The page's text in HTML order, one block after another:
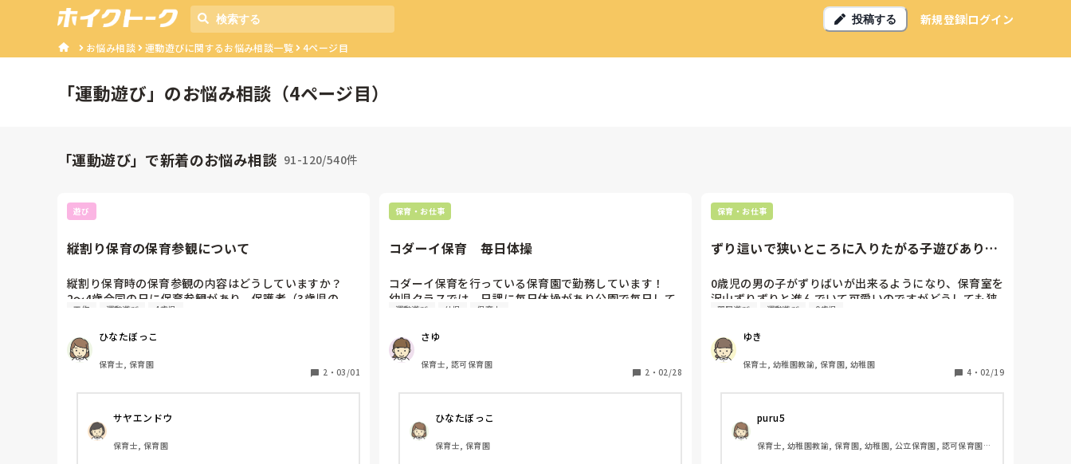
投稿する 新規登録ログイン
お悩み相談 運動遊びに関するお悩み相談一覧 4ページ目
「運動遊び」のお悩み相談（4ページ目）
「運動遊び」で新着のお悩み相談 91-120/540件
遊び
縦割り保育の保育参観について
縦割り保育時の保育参観の内容はどうしていますか？
2〜4歳合同の日に保育参観があり、保護者（3歳児の
運動遊びと工作を一つずつ行う必要があります。
何かいい案がありましたら教えていただきたいです。
工作 運動遊び 4歳児
ひなたぼっこ
保育士, 保育園
2 ・ 03/01
サヤエンドウ
保育士, 保育園
保育・お仕事
コダーイ保育　毎日体操
コダーイ保育を行っている保育園で勤務しています！
幼児クラスでは、日課に毎日体操があり公園で毎日して
感じで、毎日体操についてもしっかり教えてもらえるわ
けでもなく、自信を持って取り組めていません😭
コダーイ保育実施中の方、毎日体操されている方、どん
な感じで活動していますか？😭
運動遊び 幼児 保育士
さゆ
保育士, 認可保育園
2 ・ 02/28
ひなたぼっこ
保育士, 保育園
保育・お仕事
ずり這いで狭いところに入りたがる子遊びありま
0歳児の男の子がずりばいが出来るようになり、保育室を
沢山ずりずりと進んでいて可愛いのですがどうしても狭
危ないので抱っこして戻すのですが、泣いてしまいま
す。
何か他の興味が出そうなものや遊びにむかえたらと思う
のですが何かいい案はありますか？
部屋遊び 運動遊び 0歳児
ゆき
保育士, 幼稚園教諭, 保育園, 幼稚園
4 ・ 02/19
puru5
保育士, 幼稚園教諭, 保育園, 幼稚園, 公立保育園, 認可保育園,